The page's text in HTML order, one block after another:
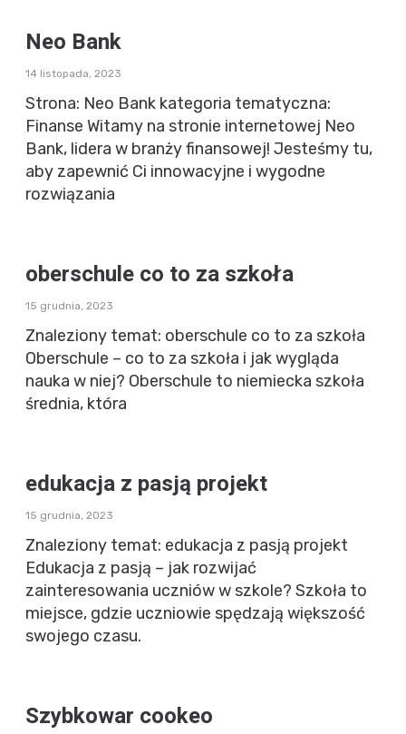
Neo Bank
14 listopada, 2023
Strona: Neo Bank kategoria tematyczna:
Finanse Witamy na stronie internetowej Neo
Bank, lidera w branży finansowej! Jesteśmy tu,
aby zapewnić Ci innowacyjne i wygodne
rozwiązania
oberschule co to za szkoła
15 grudnia, 2023
Znaleziony temat: oberschule co to za szkoła
Oberschule – co to za szkoła i jak wygląda
nauka w niej? Oberschule to niemiecka szkoła
średnia, która
edukacja z pasją projekt
15 grudnia, 2023
Znaleziony temat: edukacja z pasją projekt
Edukacja z pasją – jak rozwijać
zainteresowania uczniów w szkole? Szkoła to
miejsce, gdzie uczniowie spędzają większość
swojego czasu.
Szybkowar cookeo